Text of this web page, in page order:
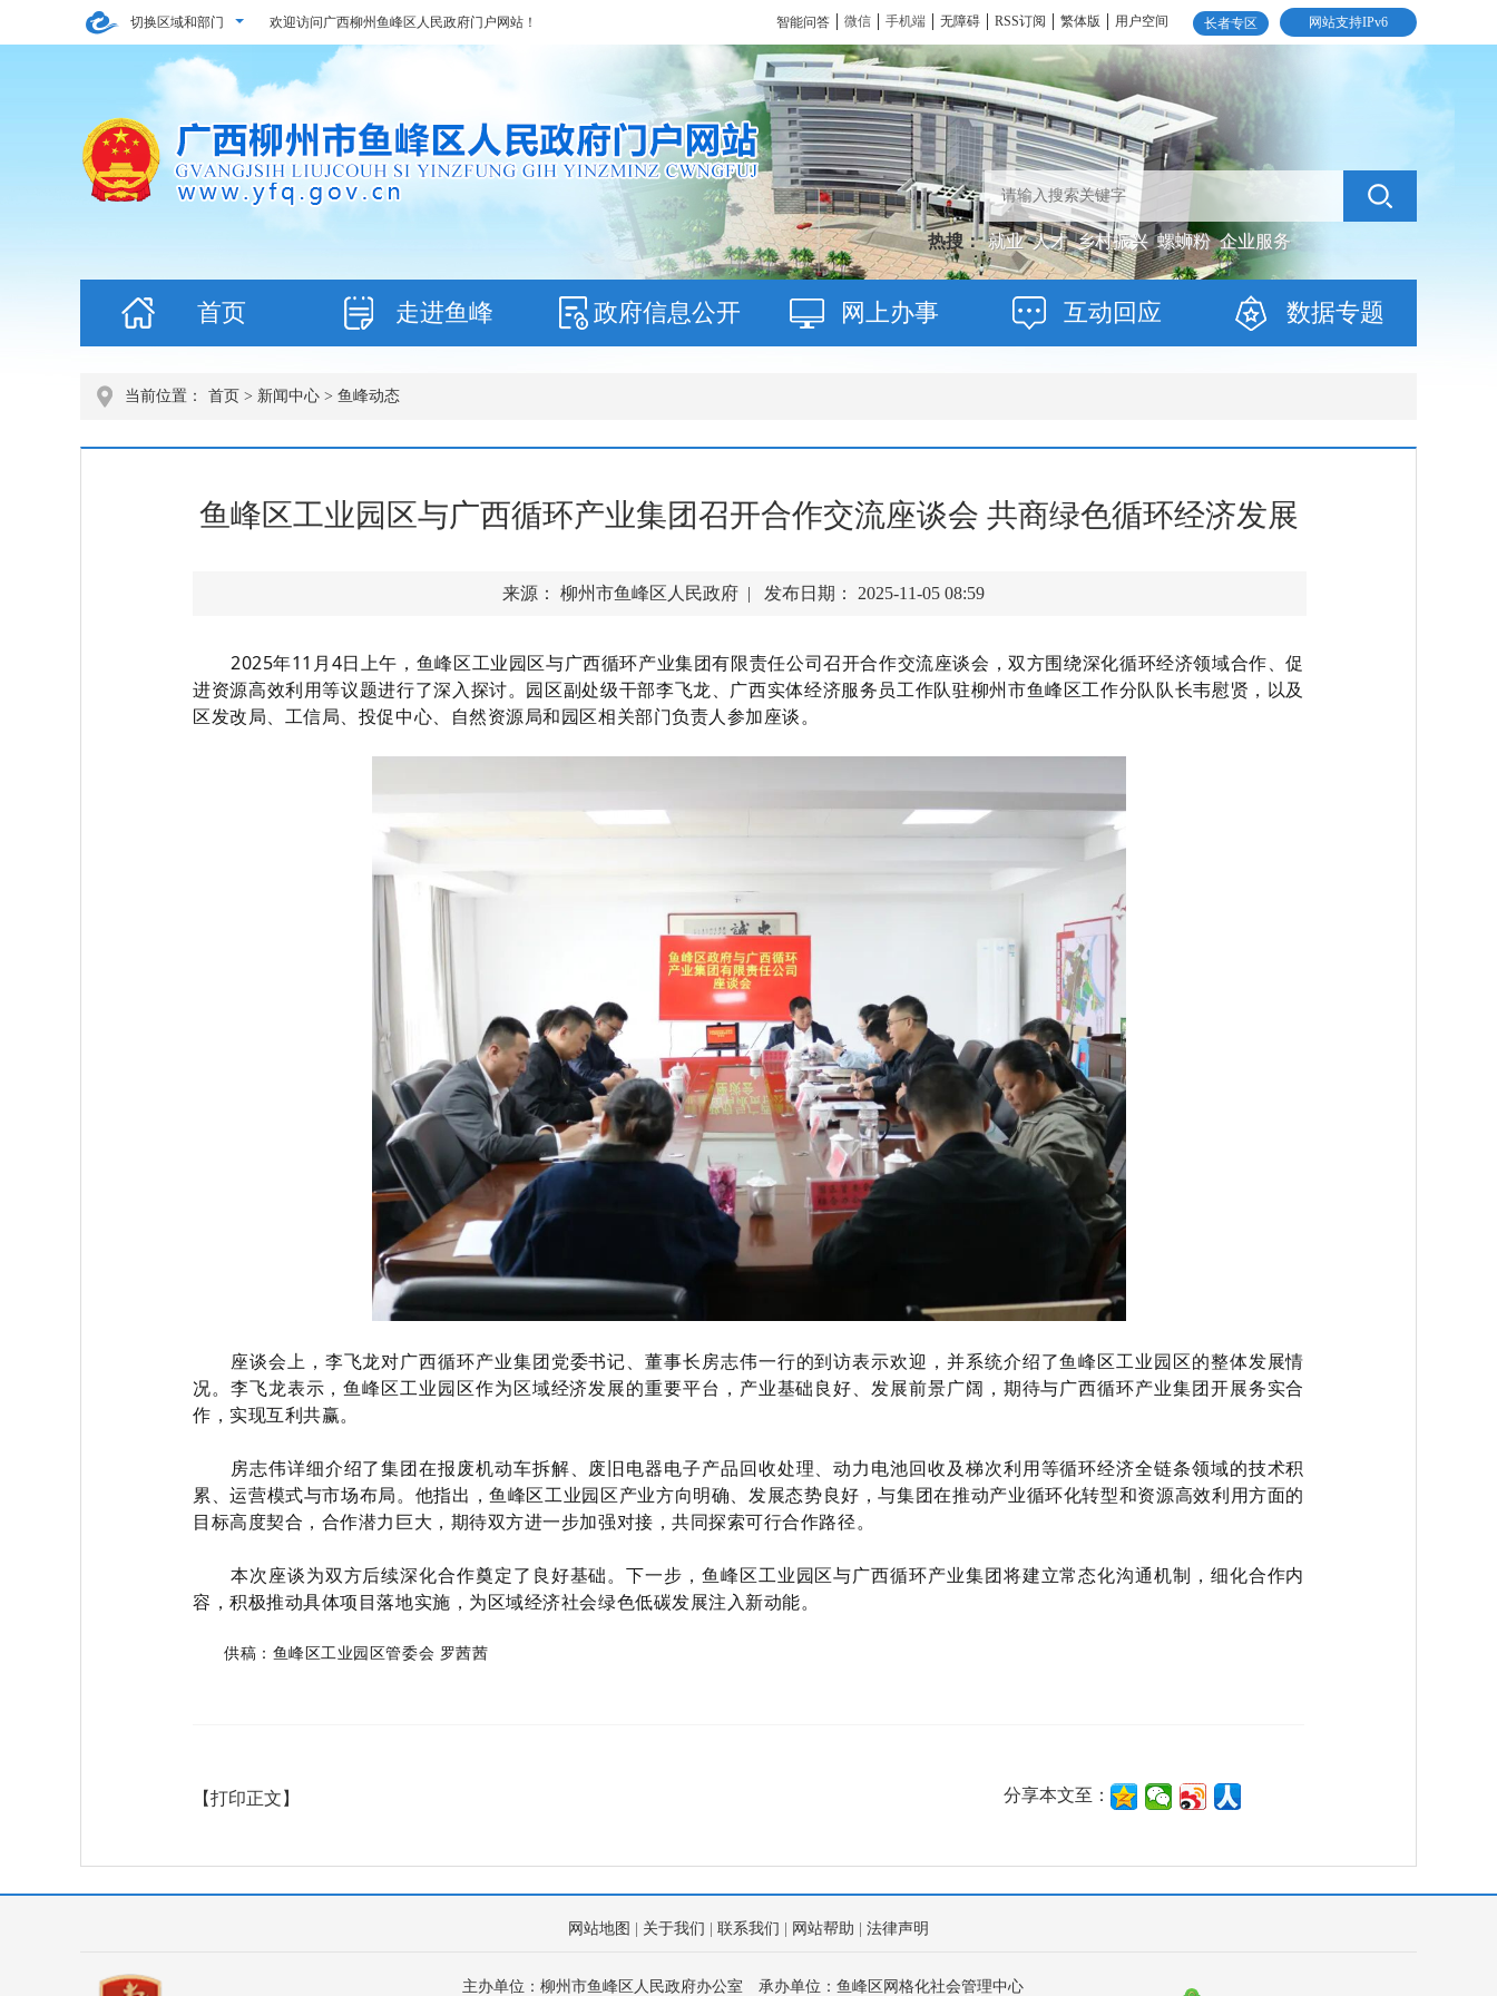
切换区域和部门 网站支持IPv6
长者专区
智能问答 微信 手机端 无障碍 RSS订阅 繁体版 用户空间
欢迎访问广西柳州鱼峰区人民政府门户网站！
热搜： 就业 人才 乡村振兴 螺蛳粉 企业服务
首页 走进鱼峰 政府信息公开 网上办事 互动回应 数据专题
当前位置： 首页 > 新闻中心 > 鱼峰动态
鱼峰区工业园区与广西循环产业集团召开合作交流座谈会 共商绿色循环经济发展​
来源： 柳州市鱼峰区人民政府 | 发布日期： 2025-11-05 08:59
2025年11月4日上午，鱼峰区工业园区与广西循环产业集团有限责任公司召开合作交流座谈会，双方围绕深化循环经济领域合作、促
进资源高效利用等议题进行了深入探讨。园区副处级干部李飞龙、广西实体经济服务员工作队驻柳州市鱼峰区工作分队队长韦慰贤，以及
区发改局、工信局、投促中心、自然资源局和园区相关部门负责人参加座谈。
座谈会上，李飞龙对广西循环产业集团党委书记、董事长房志伟一行的到访表示欢迎，并系统介绍了鱼峰区工业园区的整体发展情
况。李飞龙表示，鱼峰区工业园区作为区域经济发展的重要平台，产业基础良好、发展前景广阔，期待与广西循环产业集团开展务实合
作，实现互利共赢。
房志伟详细介绍了集团在报废机动车拆解、废旧电器电子产品回收处理、动力电池回收及梯次利用等循环经济全链条领域的技术积
累、运营模式与市场布局。他指出，鱼峰区工业园区产业方向明确、发展态势良好，与集团在推动产业循环化转型和资源高效利用方面的
目标高度契合，合作潜力巨大，期待双方进一步加强对接，共同探索可行合作路径。
本次座谈为双方后续深化合作奠定了良好基础。下一步，鱼峰区工业园区与广西循环产业集团将建立常态化沟通机制，细化合作内
容，积极推动具体项目落地实施，为区域经济社会绿色低碳发展注入新动能。
供稿：鱼峰区工业园区管委会 罗茜茜
【打印正文】 分享本文至：
网站地图 关于我们 联系我们 网站帮助 法律声明
主办单位：柳州市鱼峰区人民政府办公室 承办单位：鱼峰区网格化社会管理中心